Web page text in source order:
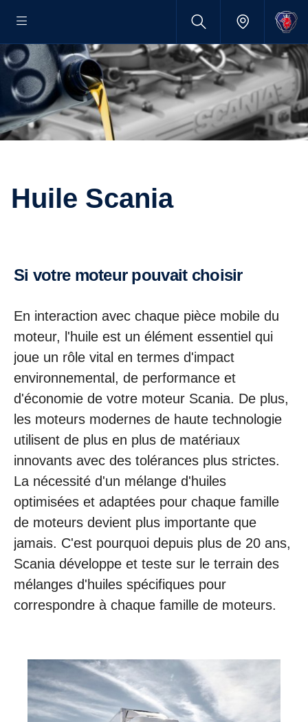
Huile Scania
Si votre moteur pouvait choisir
En interaction avec chaque pièce mobile du
moteur, l'huile est un élément essentiel qui
joue un rôle vital en termes d'impact
environnemental, de performance et
d'économie de votre moteur Scania. De plus,
les moteurs modernes de haute technologie
utilisent de plus en plus de matériaux
innovants avec des tolérances plus strictes.
La nécessité d'un mélange d'huiles
optimisées et adaptées pour chaque famille
de moteurs devient plus importante que
jamais. C'est pourquoi depuis plus de 20 ans,
Scania développe et teste sur le terrain des
mélanges d'huiles spécifiques pour
correspondre à chaque famille de moteurs.